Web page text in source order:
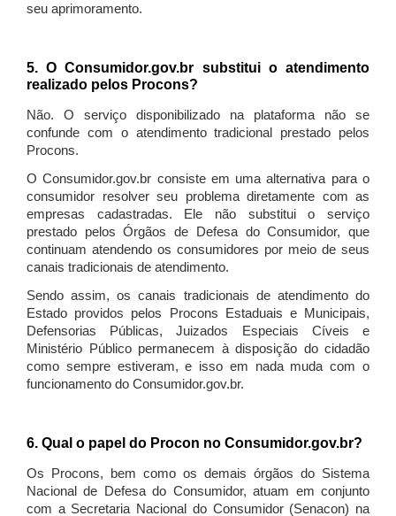
seu aprimoramento.
5. O Consumidor.gov.br substitui o atendimento
realizado pelos Procons?
Não. O serviço disponibilizado na plataforma não se
confunde com o atendimento tradicional prestado pelos
Procons.
O Consumidor.gov.br consiste em uma alternativa para o
consumidor resolver seu problema diretamente com as
empresas cadastradas. Ele não substitui o serviço
prestado pelos Órgãos de Defesa do Consumidor, que
continuam atendendo os consumidores por meio de seus
canais tradicionais de atendimento.
Sendo assim, os canais tradicionais de atendimento do
Estado providos pelos Procons Estaduais e Municipais,
Defensorias Públicas, Juizados Especiais Cíveis e
Ministério Público permanecem à disposição do cidadão
como sempre estiveram, e isso em nada muda com o
funcionamento do Consumidor.gov.br.
6. Qual o papel do Procon no Consumidor.gov.br?
Os Procons, bem como os demais órgãos do Sistema
Nacional de Defesa do Consumidor, atuam em conjunto
com a Secretaria Nacional do Consumidor (Senacon) na